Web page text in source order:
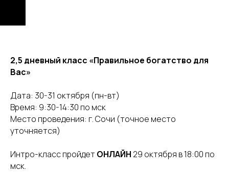
2,5 дневный класс «Правильное богатство для
Вас»
Дата: 30-31 октября (пн-вт)
Время: 9:30-14:30 по мск
Место проведения: г. Сочи (точное место
уточняется)
Интро-класс пройдетОНЛАЙН 29 октября в 18:00 по
мск.